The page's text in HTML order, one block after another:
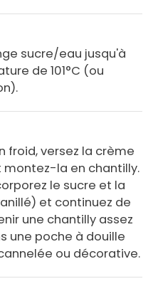
sucre/eau jusqu'à
de 101°C (ou
froid, versez la crème
la en chantilly.
le sucre et la
et continuez de
une chantilly assez
une poche à douille
ou décorative.